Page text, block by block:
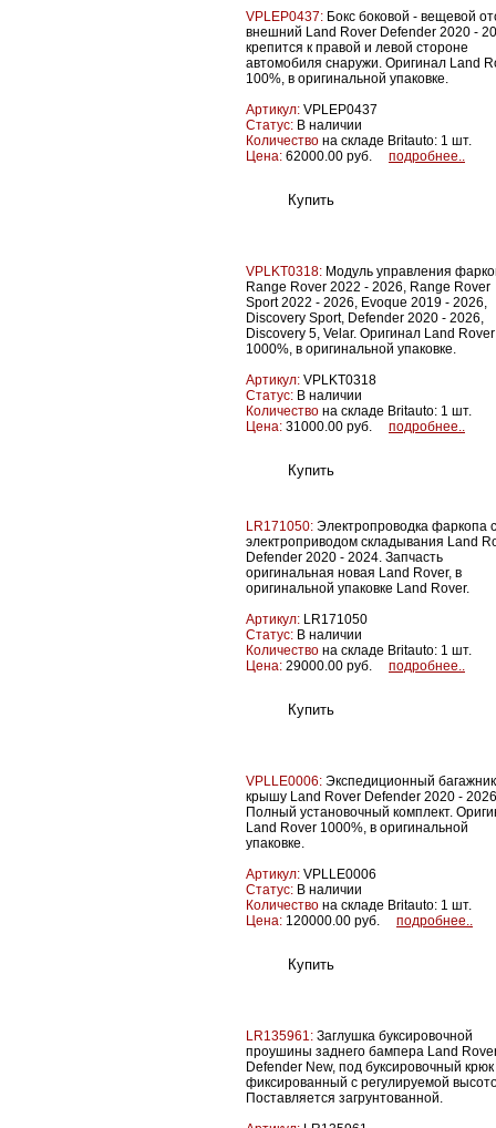
VPLEP0437: Бокс боковой - вещевой
внешний Land Rover Defender 2020 -
крепится к правой и левой стороне
автомобиля снаружи. Оригинал Land
100%, в оригинальной упаковке.
Артикул: VPLEP0437
Статус: В наличии
Количество на складе Britauto: 1 шт.
Цена: 62000.00 руб. подробнее..
VPLKT0318: Модуль управления
Range Rover 2022 - 2026, Range Rover
Sport 2022 - 2026, Evoque 2019 - 2026,
Discovery Sport, Defender 2020 - 2026,
Discovery 5, Velar. Оригинал Land Rover
1000%, в оригинальной упаковке.
Артикул: VPLKT0318
Статус: В наличии
Количество на складе Britauto: 1 шт.
Цена: 31000.00 руб. подробнее..
LR171050: Электропроводка фаркопа с
электроприводом складывания Land
Defender 2020 - 2024. Запчасть
оригинальная новая Land Rover, в
оригинальной упаковке Land Rover.
Артикул: LR171050
Статус: В наличии
Количество на складе Britauto: 1 шт.
Цена: 29000.00 руб. подробнее..
VPLLE0006: Экспедиционный
крышу Land Rover Defender 2020 -
Полный установочный комплект.
Land Rover 1000%, в оригинальной
упаковке.
Артикул: VPLLE0006
Статус: В наличии
Количество на складе Britauto: 1 шт.
Цена: 120000.00 руб. подробнее..
LR135961: Заглушка буксировочной
проушины заднего бампера Land
Defender New, под буксировочный крюк
фиксированный с регулируемой
Поставляется загрунтованной.